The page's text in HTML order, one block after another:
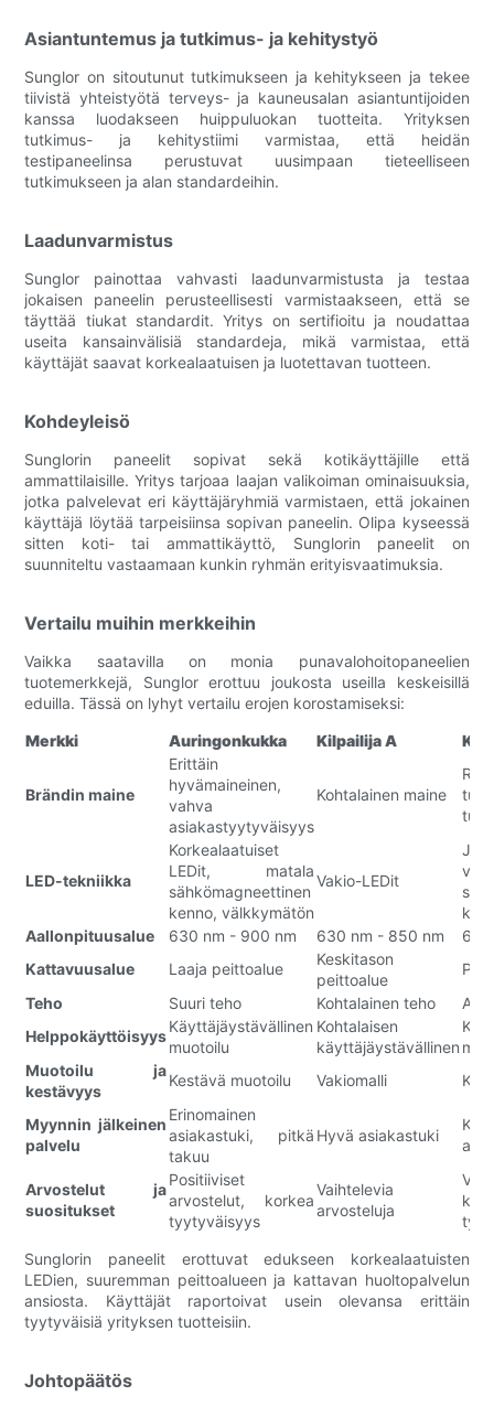
Asiantuntemus ja tutkimus- ja kehitystyö
Sunglor on sitoutunut tutkimukseen ja kehitykseen ja tekee
tiivistä yhteistyötä terveys- ja kauneusalan asiantuntijoiden
kanssa luodakseen huippuluokan tuotteita. Yrityksen
tutkimus- ja kehitystiimi varmistaa, että heidän
testipaneelinsa perustuvat uusimpaan tieteelliseen
tutkimukseen ja alan standardeihin.
Laadunvarmistus
Sunglor painottaa vahvasti laadunvarmistusta ja testaa
jokaisen paneelin perusteellisesti varmistaakseen, että se
täyttää tiukat standardit. Yritys on sertifioitu ja noudattaa
useita kansainvälisiä standardeja, mikä varmistaa, että
käyttäjät saavat korkealaatuisen ja luotettavan tuotteen.
Kohdeyleisö
Sunglorin paneelit sopivat sekä kotikäyttäjille että
ammattilaisille. Yritys tarjoaa laajan valikoiman ominaisuuksia,
jotka palvelevat eri käyttäjäryhmiä varmistaen, että jokainen
käyttäjä löytää tarpeisiinsa sopivan paneelin. Olipa kyseessä
sitten koti- tai ammattikäyttö, Sunglorin paneelit on
suunniteltu vastaamaan kunkin ryhmän erityisvaatimuksia.
Vertailu muihin merkkeihin
Vaikka saatavilla on monia punavalohoitopaneelien
tuotemerkkejä, Sunglor erottuu joukosta useilla keskeisillä
eduilla. Tässä on lyhyt vertailu erojen korostamiseksi:
Merkki
Auringonkukka Kilpailija A
Brändin maine
Erittäin
hyvämaineinen,
vahva
asiakastyytyväisyys
Kohtalainen maine
LED-tekniikka
Korkealaatuiset
LEDit, matala
sähkömagneettinen
kenno, välkkymätön
Vakio-LEDit
Aallonpituusalue
630 nm - 900 nm 630 nm - 850 nm
Kattavuusalue
Laaja peittoalue
Keskitason
peittoalue
Teho
Suuri teho Kohtalainen teho
Helppokäyttöisyys
Käyttäjäystävällinen
muotoilu
Kohtalaisen
käyttäjäystävällinen
Muotoilu ja
kestävyys
Kestävä muotoilu Vakiomalli
Myynnin jälkeinen
palvelu
Erinomainen
asiakastuki, pitkä
takuu
Hyvä asiakastuki
Arvostelut ja
suositukset
Positiiviset
arvostelut, korkea
tyytyväisyys
Vaihtelevia
arvosteluja
Sunglorin paneelit erottuvat edukseen korkealaatuisten
LEDien, suuremman peittoalueen ja kattavan huoltopalvelun
ansiosta. Käyttäjät raportoivat usein olevansa erittäin
tyytyväisiä yrityksen tuotteisiin.
Johtopäätös